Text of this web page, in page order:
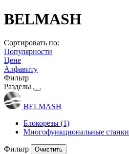
BELMASH
Сортировать по:
Популярности
Цене
Алфавиту
Фильтр
Разделы
BELMASH
Блокорезы (1)
Многофункциональные станки
Фильтр